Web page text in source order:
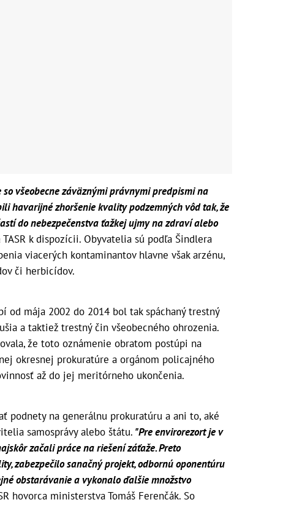
všeobecne záväznými právnymi predpismi na
havarijné zhoršenie kvality podzemných vôd tak, že
do nebezpečenstva ťažkej ujmy na zdraví alebo
k dispozícii. Obyvatelia sú podľa Šindlera
viacerých kontaminantov hlavne však arzénu,
či herbicídov.
od mája 2002 do 2014 bol tak spáchaný trestný
a taktiež trestný čin všeobecného ohrozenia.
že toto oznámenie obratom postúpi na
okresnej prokuratúre a orgánom policajného
až do jej meritórneho ukončenia.
podnety na generálnu prokuratúru a ani to, aké
samosprávy alebo štátu. "Pre envirorezort je v
začali práce na riešení záťaže. Preto
zabezpečilo sanačný projekt, odbornú oponentúru
obstarávanie a vykonalo ďalšie množstvo
hovorca ministerstva Tomáš Ferenčák. So